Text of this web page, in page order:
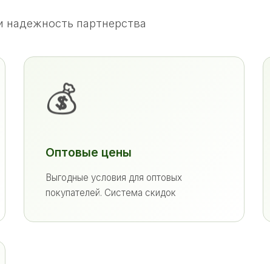
партнерства
💰
Оптовые цены
Выгодные условия для оптовых
покупателей. Система скидок